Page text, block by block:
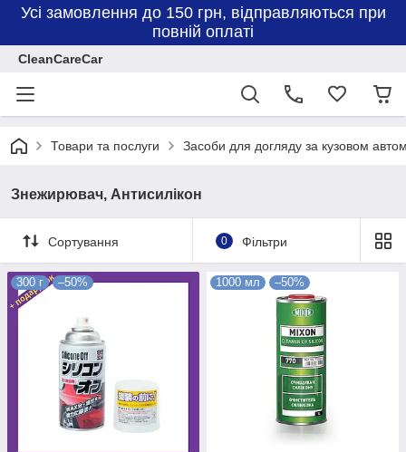
Усі замовлення до 150 грн, відправляються при
повній оплаті
CleanCareCar
Товари та послуги Засоби для догляду за кузовом
Знежирювач, Антисилікон
Сортування 0 Фільтри
300 г –50% 1000 мл –50%